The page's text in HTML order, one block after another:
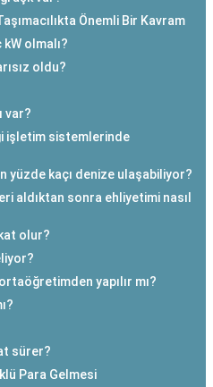
Önemli Bir Kavram
olmalı?
oldu?
var?
işletim sistemlerinde
yüzde kaçı denize ulaşabiliyor?
aldıktan sonra ehliyetimi nasıl
olur?
yapılır mı?
sürer?
Para Gelmesi